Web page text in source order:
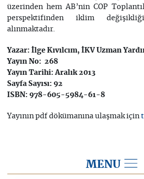
üzerinden hem AB’nin COP
perspektifinden iklim
alınmaktadır.
Yazar: İlge Kıvılcım, İKV Uzman
Yayın No: 268
Yayın Tarihi: Aralık 2013
Sayfa Sayısı: 92
ISBN: 978-605-5984-61-8
Yayının pdf dökümanına ulaşmak için
MENU